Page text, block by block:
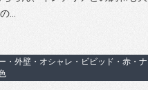
...
・外壁・オシャレ・ビビッド・赤・ナ